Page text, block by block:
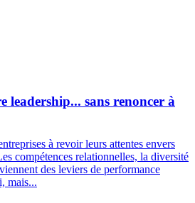
leadership... sans renoncer à
à revoir leurs attentes envers
compétences relationnelles, la diversité
des leviers de performance
mais...